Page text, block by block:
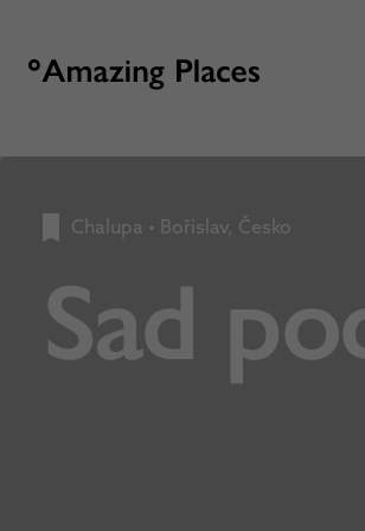
Chalupa • Bořislav, Česko
Sad